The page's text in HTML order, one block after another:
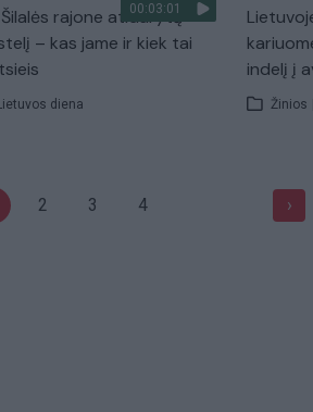
00:03:01
Šilalės rajone atidarytą
– kas jame ir kiek tai
diena
indelį į
Žinios
2 3 4 ›